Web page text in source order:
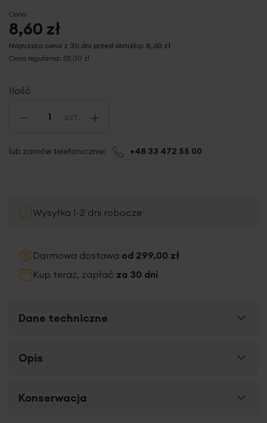
Ilość
- szt. +
Cena
8,60 zł
Najniższa cena z 30 dni przed obniżką: 8,60 zł
Cena regularna: 53,00 zł
lub zamów telefonicznie: +48 33 472 55 00
Wysyłka 1-2 dni robocze
Darmowa dostawa od 299,00 zł
Kup teraz, zapłać za 30 dni
Dane techniczne
Więcej
informacji
SKU
Długość towaru
Opis
Efektownaposzewka z miękkiego welwetu
Konserwacja